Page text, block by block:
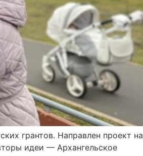
грантов. Направлен проект на
идеи — Архангельское